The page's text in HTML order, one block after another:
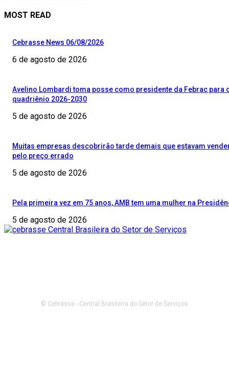
MOST READ
Cebrasse News 06/08/2026
6 de agosto de 2026
Avelino Lombardi toma posse como presidente da Febrac para
quadriênio 2026-2030
5 de agosto de 2026
Muitas empresas descobrirão tarde demais que estavam
pelo preço errado
5 de agosto de 2026
Pela primeira vez em 75 anos, AMB tem uma mulher na
5 de agosto de 2026
© Cebrasse - Central Brasileira do Setor de Serviços